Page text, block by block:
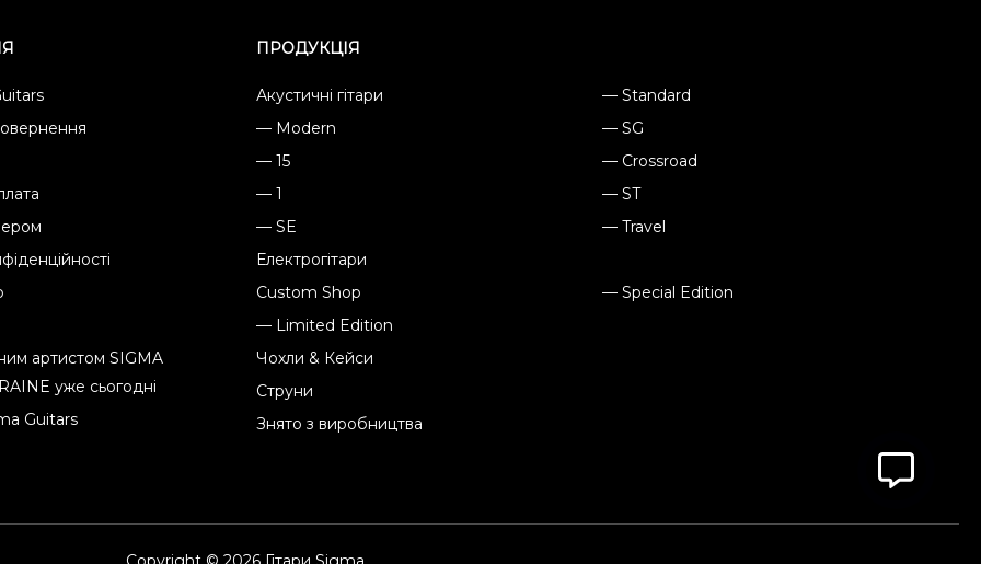
артистом SIGMA
уже сьогодні
Guitars
ПРОДУКЦІЯ
Акустичні гітари
— Standard
— Modern
— SG
— 15
— Crossroad
— 1
— ST
— SE
— Travel
Електрогітари
Custom Shop
— Special Edition
— Limited Edition
Чохли & Кейси
Струни
Знято з виробництва